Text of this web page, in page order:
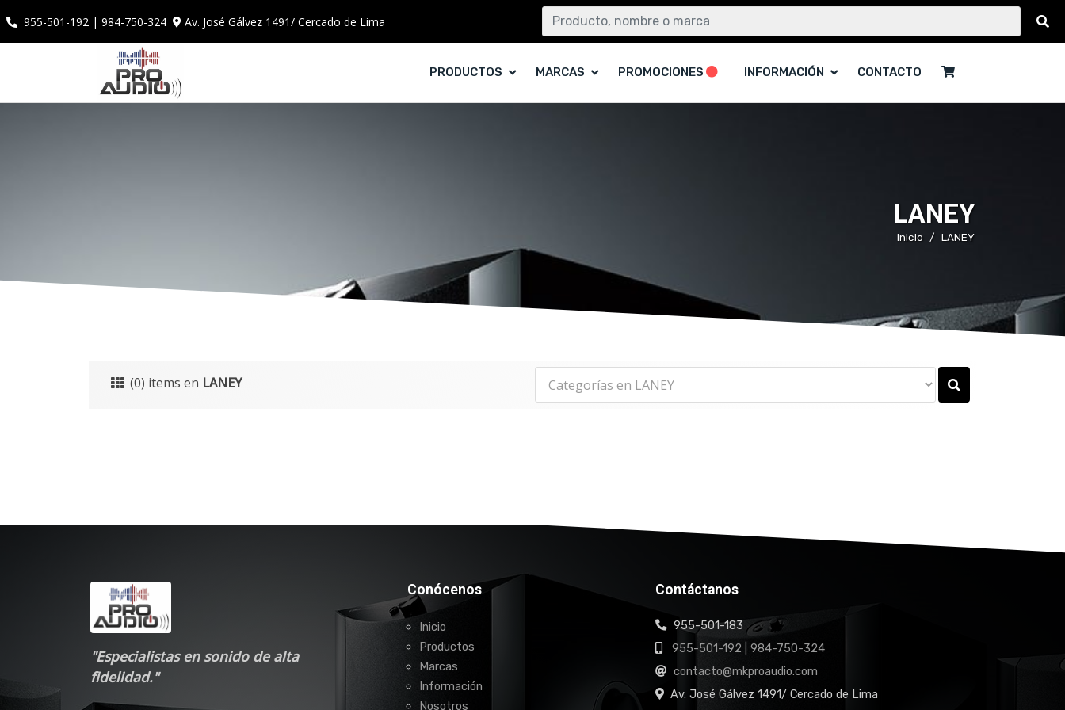
955-501-192 | 984-750-324 Av. José Gálvez 1491/ Cercado de Lima
PRODUCTOS MARCAS PROMOCIONES INFORMACIÓN CONTACTO
LANEY
Inicio LANEY
(0) items en LANEY
"Especialistas en sonido de alta
fidelidad."
Conócenos
Inicio
Productos
Marcas
Información
Nosotros
Contáctanos
955-501-183
955-501-192 | 984-750-324
contacto@mkproaudio.com
Av. José Gálvez 1491/ Cercado de Lima